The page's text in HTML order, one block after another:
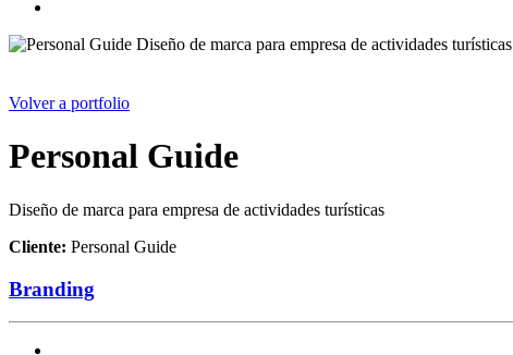
Volver a portfolio
Personal Guide
Diseño de marca para empresa de actividades turísticas
Cliente: Personal Guide
Branding